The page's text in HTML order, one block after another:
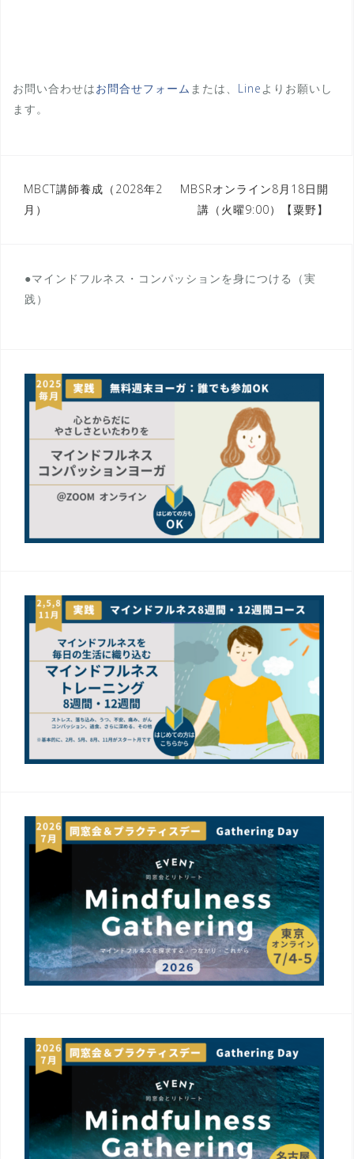
お問い合わせはお問合せフォーム または、 Line よりお願いし
ます。
投
稿
ビ
ゲ
ョ
ン
MBCT講師養成（2028年2
月）
MBSRオンライン8月18日開
講（火曜9:00）【粟野】
●マインドフルネス・コンパッションを身につける（実
践）